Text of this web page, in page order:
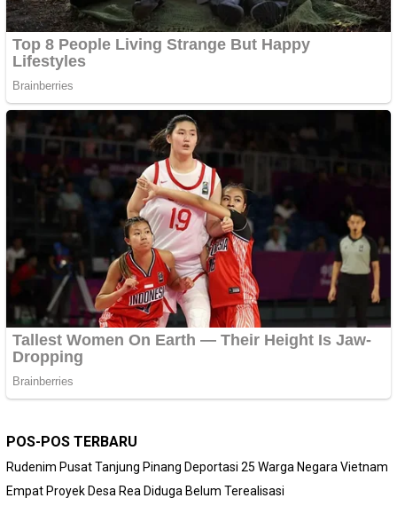
POS-POS TERBARU
Rudenim Pusat Tanjung Pinang Deportasi 25 Warga Negara Vietnam
Empat Proyek Desa Rea Diduga Belum Terealisasi